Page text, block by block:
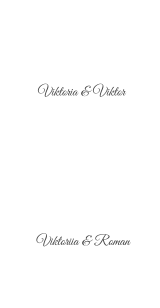
Viktoria & Viktor
Viktoriia & Roman